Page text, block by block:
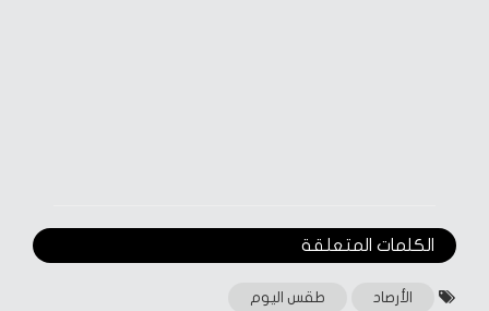
الكلمات المتعلقة‎
الأرصاد طقس اليوم